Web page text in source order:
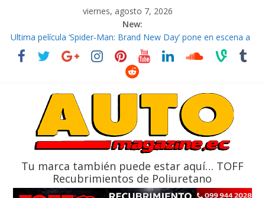
viernes, agosto 7, 2026
New:
El costo de tener un vehículo gana protagonismo a la hora de
decidir
Ultima película ‘Spider‑Man: Brand New Day’ pone en escena a
La Vuelta al Ecuador 2026, edición 47ª, recorre 7 provincias en 8
La FEDAK recibe 12 Sinotruk Bolden para cubrir las rutas de La
Tu marca también puede estar aquí… TOFF
Recubrimientos de Poliuretano